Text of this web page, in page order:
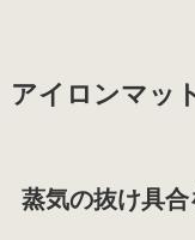
アイロンマッ
蒸気の抜け具合